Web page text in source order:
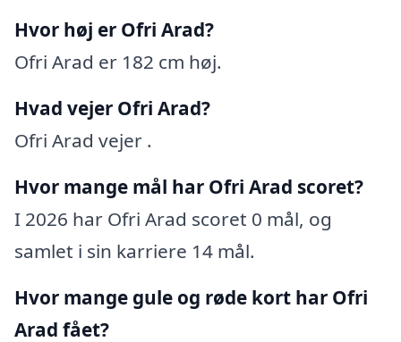
Hvor høj er Ofri Arad?
Ofri Arad er 182 cm høj.
Hvad vejer Ofri Arad?
Ofri Arad vejer .
Hvor mange mål har Ofri Arad scoret?
I 2026 har Ofri Arad scoret 0 mål, og
samlet i sin karriere 14 mål.
Hvor mange gule og røde kort har Ofri
Arad fået?